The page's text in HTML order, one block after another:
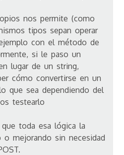
nos permite (como
tipos sepan operar
con el método de
si le paso un
lugar de un string,
cómo convertirse en un
que sea dependiendo del
testearlo
toda esa lógica la
o mejorando sin necesidad